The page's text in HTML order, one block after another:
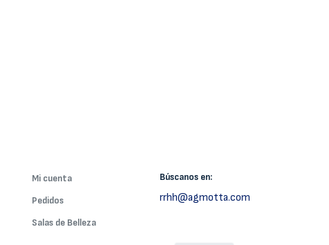
Mi cuenta
Pedidos
Salas de Belleza
Búscanos en:
rrhh@agmotta.com